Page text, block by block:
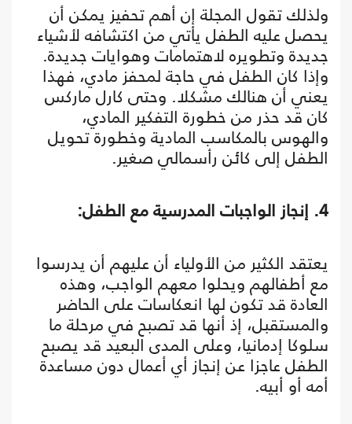
ولذلك تقول المجلة إن أهم تحفيز يمكن أن
يحصل عليه الطفل يأتي من اكتشافه لأشياء
جديدة وتطويره لاهتمامات وهوايات جديدة.
وإذا كان الطفل في حاجة لمحفز مادي، فهذا
يعني أن هنالك مشكلا. وحتى كارل ماركس
كان قد حذر من خطورة التفكير المادي،
والهوس بالمكاسب المادية وخطورة تحويل
الطفل إلى كائن رأسمالي صغير.
4. إنجاز الواجبات المدرسية مع الطفل:
يعتقد الكثير من الأولياء أن عليهم أن يدرسوا
مع أطفالهم ويحلوا معهم الواجب، وهذه
العادة قد تكون لها انعكاسات على الحاضر
والمستقبل، إذ أنها قد تصبح في مرحلة ما
سلوكا إدمانيا، وعلى المدى البعيد قد يصبح
الطفل عاجزا عن إنجاز أي أعمال دون مساعدة
أمه أو أبيه.